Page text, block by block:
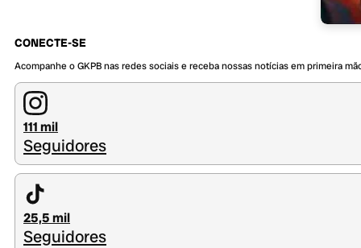
CONECTE-SE
Acompanhe o GKPB nas redes sociais e receba nossas notícias em primeira
111 mil
Seguidores
25,5 mil
Seguidores